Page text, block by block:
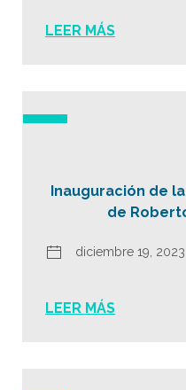
LEER MÁS
Inauguración de
de
diciembre 19, 2023
LEER MÁS